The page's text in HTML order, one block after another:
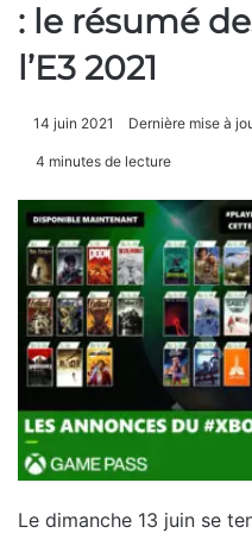
: le résumé
l’E3 2021
14 juin 2021 Dernière mise à
4 minutes de lecture
Le dimanche 13 juin se